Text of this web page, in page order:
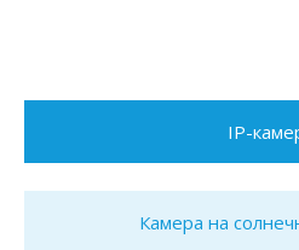
IP-
Камера на